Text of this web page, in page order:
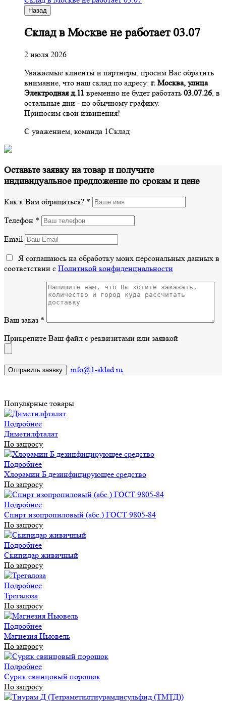
Назад
Склад в Москве не работает 03.07
2 июля 2026
Уважаемые клиенты и партнеры, просим Вас обратить
внимание, что наш склад по адресу: г. Москва, улица
Электродная д.11 временно не будет работать 03.07.26, в
остальные дни - по обычному графику.
Приносим свои извинения!
С уважением, команда 1Склад
Оставьте заявку на товар и получите
индивидуальное предложение по срокам и цене
Как к Вам обращаться? *
Телефон *
Email
Я соглашаюсь на обработку моих персональных данных в
соответствии с Политикой конфиденциальности
Ваш заказ *
Прикрепите Ваш файл с реквизитами или заявкой
info@1-sklad.ru
Популярные товары
Подробнее
Диметилфталат
По запросу
Подробнее
Хлорамин Б дезинфицирующее средство
По запросу
Подробнее
Спирт изопропиловый (абс.) ГОСТ 9805-84
По запросу
Подробнее
Скипидар живичный
По запросу
Подробнее
Трегалоза
По запросу
Подробнее
Магнезия Ньювель
По запросу
Подробнее
Сурик свинцовый порошок
По запросу